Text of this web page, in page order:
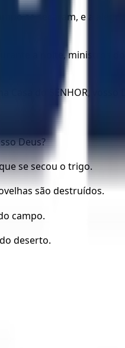
se secaram, e a
a noite, ministros
do SENHOR, vosso
Deus?
se secou o trigo.
são destruídos.
campo.
deserto.